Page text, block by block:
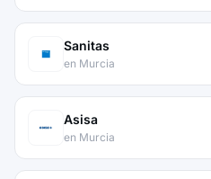
Sanitas
en Murcia
Asisa
en Murcia